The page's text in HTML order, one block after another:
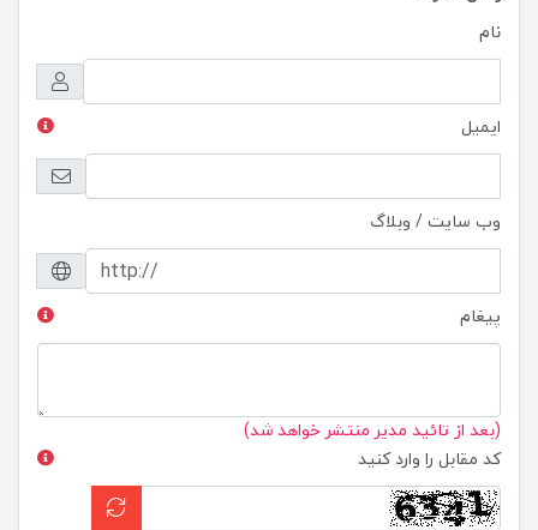
نام
ایمیل
وب سایت / وبلاگ
پیغام
(بعد از تائید مدیر منتشر خواهد شد)
کد مقابل را وارد کنید